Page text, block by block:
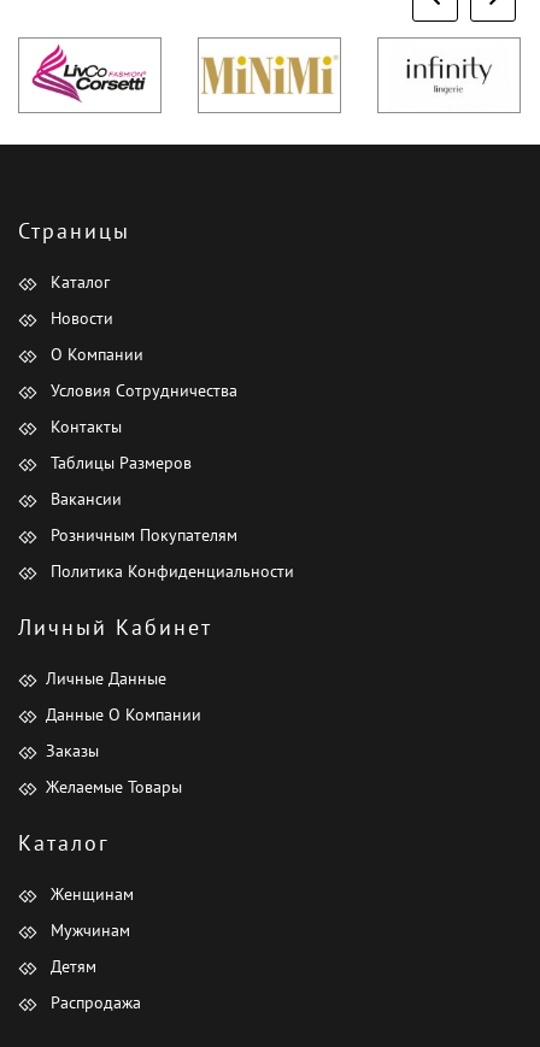
Страницы
Каталог
Новости
О Компании
Условия Сотрудничества
Контакты
Таблицы Размеров
Вакансии
Розничным Покупателям
Политика Конфиденциальности
Личный Кабинет
Личные Данные
Данные О Компании
Заказы
Желаемые Товары
Каталог
Женщинам
Мужчинам
Детям
Распродажа